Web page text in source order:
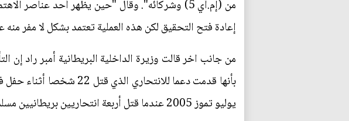
إعادة فتح التحقيق لكن هذه العملية تعتمد بشكل لا مفر
من جانب اخر قالت وزيرة الداخلية البريطانية أمبر راد
بأنها قدمت دعما
يوليو تموز 2005 عندما قتل أربعة انتحاريين بريطانيين مسلمين 52 شخصا في هجمات منسقة على شبكة النقل في لندن. بحسب رويترز.